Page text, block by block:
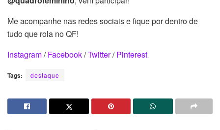
Me acompanhe nas redes sociais e fique por dentro de
tudo que rola no QF!
Instagram/Facebook/Twitter/Pinterest
Tags: destaque